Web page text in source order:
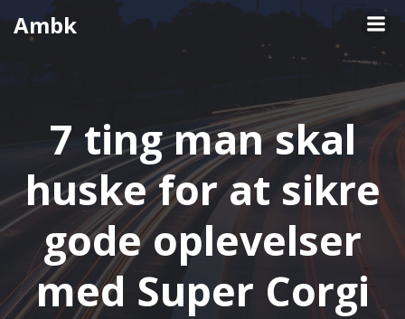
Videre
Ambk
7 ting man skal
huske for at sikre
gode oplevelser
med Super Corgi